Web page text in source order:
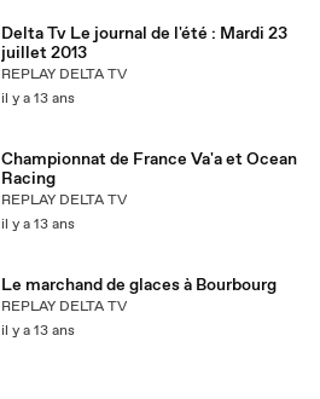
Delta Tv Le journal de l'été : Mardi 23
juillet 2013
REPLAY DELTA TV
il y a 13 ans
Championnat de France Va'a et Ocean
Racing
REPLAY DELTA TV
il y a 13 ans
Le marchand de glaces à Bourbourg
REPLAY DELTA TV
il y a 13 ans